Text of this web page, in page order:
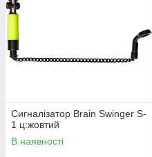
Сигналізатор Brain Swinger S-
1 ц:жовтий
В наявності